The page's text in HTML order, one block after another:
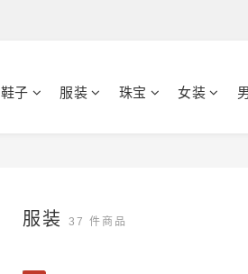
鞋子 服装 珠宝 女装
服装37 件商品